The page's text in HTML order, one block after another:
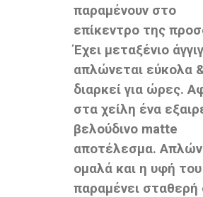
παραμένουν στο
επίκεντρο της
Έχει μεταξένιο
απλώνεται εύκολα
διαρκεί για ώρες.
στα χείλη ένα
βελούδινο matte
αποτέλεσμα.
ομαλά και η υφή του
παραμένει σταθερή